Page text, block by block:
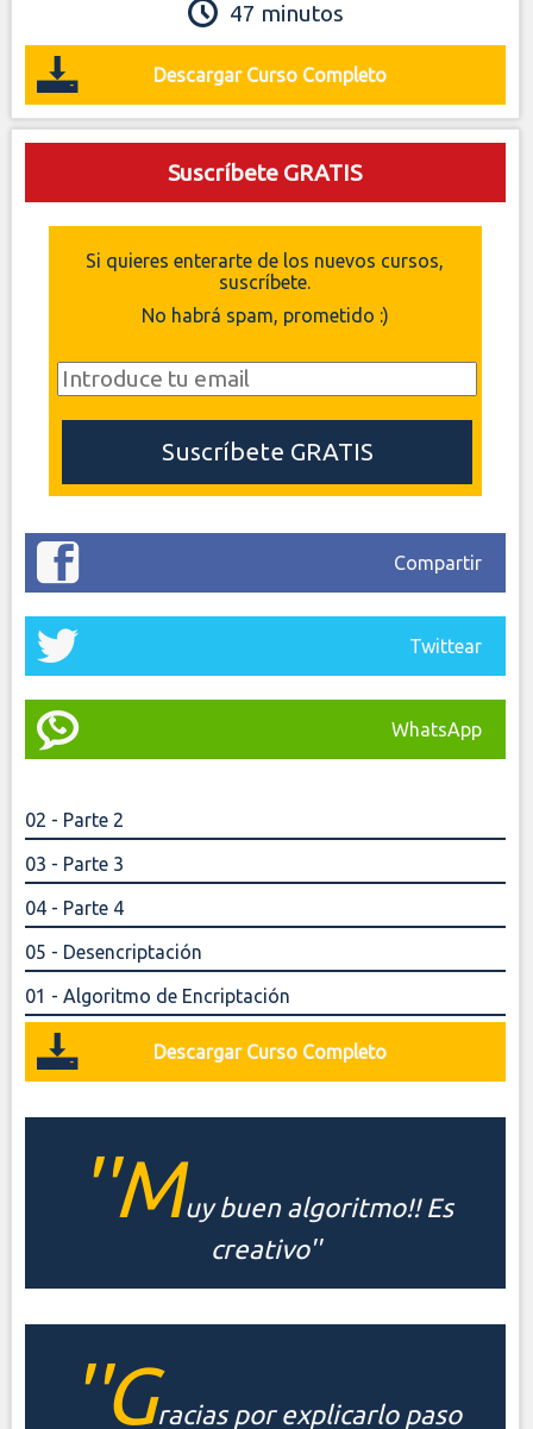
47 minutos
Descargar Curso Completo
Suscríbete GRATIS
Si quieres enterarte de los nuevos cursos,
suscríbete.
No habrá spam, prometido :)
Compartir
Twittear
WhatsApp
02 - Parte 2
03 - Parte 3
04 - Parte 4
05 - Desencriptación
01 - Algoritmo de Encriptación
Descargar Curso Completo
''Muy buen algoritmo!! Es
creativo''
''Gracias por explicarlo paso